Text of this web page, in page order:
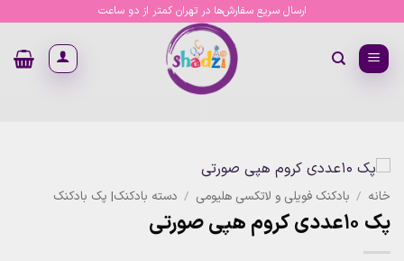
content
ارسال سریع سفارش‌ها در تهران کمتر از دو ساعت
خانه / بادکنک فویلی و لاتکسی هلیومی / دسته بادکنک| پک بادکنک
پک 10عددی کروم هپی صورتی